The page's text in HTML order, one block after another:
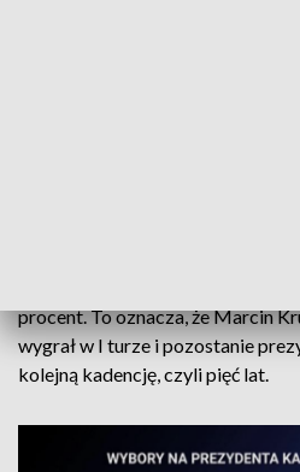
procent. To oznacza, że Marcin
wygrał w I turze i pozostanie
kolejną kadencję, czyli pięć lat.